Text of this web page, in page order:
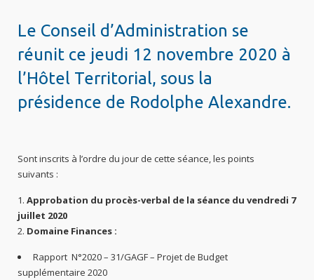
Le Conseil d’Administration se
réunit ce jeudi 12 novembre 2020 à
l’Hôtel Territorial, sous la
présidence de Rodolphe Alexandre.
Sont inscrits à l’ordre du jour de cette séance, les points
suivants :
Approbation du procès-verbal de la séance du vendredi 7
juillet 2020
Domaine Finances :
Rapport N°2020 – 31/GAGF – Projet de Budget
supplémentaire 2020